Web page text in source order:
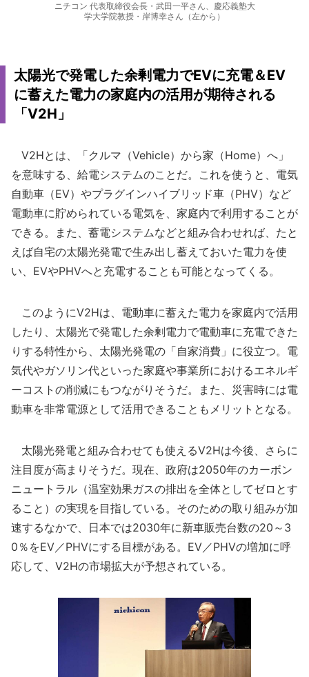
ニチコン 代表取締役会長・武田一平さん、慶応義塾大
学大学院教授・岸博幸さん（左から）
太陽光で発電した余剰電力でEVに充電＆EV
に蓄えた電力の家庭内の活用が期待される
「V2H」
V2Hとは、「クルマ（Vehicle）から家（Home）へ」
を意味する、給電システムのことだ。これを使うと、電気
自動車（EV）やプラグインハイブリッド車（PHV）など
電動車に貯められている電気を、家庭内で利用することが
できる。また、蓄電システムなどと組み合わせれば、たと
えば自宅の太陽光発電で生み出し蓄えておいた電力を使
い、EVやPHVへと充電することも可能となってくる。
このようにV2Hは、電動車に蓄えた電力を家庭内で活用
したり、太陽光で発電した余剰電力で電動車に充電できた
りする特性から、太陽光発電の「自家消費」に役立つ。電
気代やガソリン代といった家庭や事業所におけるエネルギ
ーコストの削減にもつながりそうだ。また、災害時には電
動車を非常電源として活用できることもメリットとなる。
太陽光発電と組み合わせても使えるV2Hは今後、さらに
注目度が高まりそうだ。現在、政府は2050年のカーボン
ニュートラル（温室効果ガスの排出を全体としてゼロとす
ること）の実現を目指している。そのための取り組みが加
速するなかで、日本では2030年に新車販売台数の20～3
0％をEV／PHVにする目標がある。EV／PHVの増加に呼
応して、V2Hの市場拡大が予想されている。